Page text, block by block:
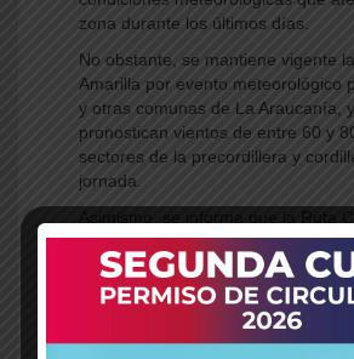
zona durante los últimos días.
No obstante, se mantiene vigente
Amarilla por evento meteorológico
y otras comunas de La Araucanía,
pronostican vientos de entre 60 y
sectores de la precordillera y
jornada.
Villarrica–Pucón se encuentra
todo tipo de vehículos, con tránsito
Carabineros, mientras que el
Faja permanece habilitado solo
La Municipalidad de Villarrica